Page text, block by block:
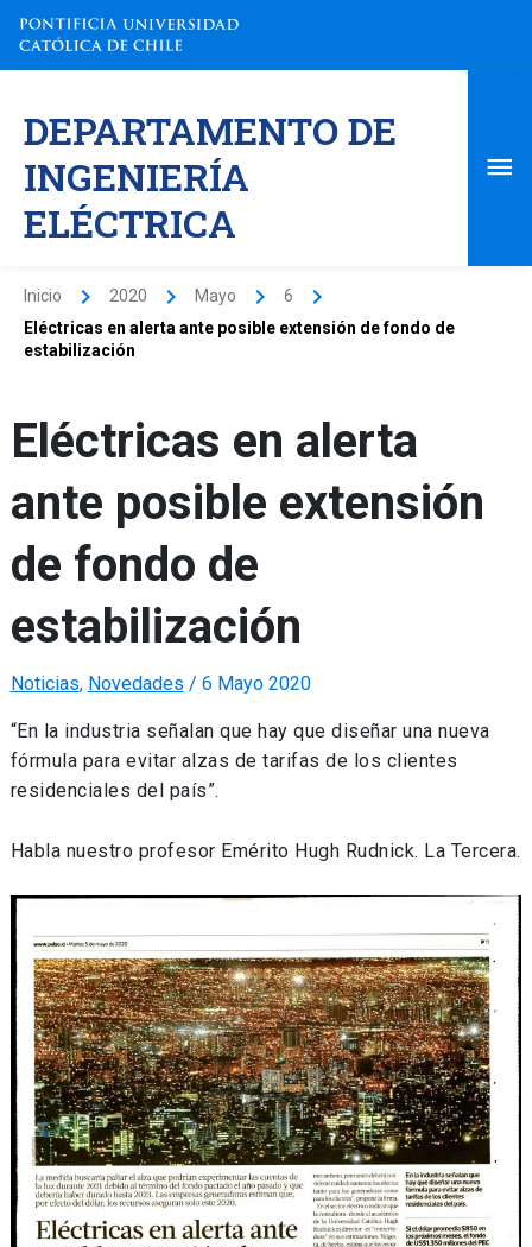
contenido
DEPARTAMENTO DE
INGENIERÍA
ELÉCTRICA
Inicio 2020 Mayo
6
Eléctricas en alerta ante posible extensión de fondo de
estabilización
Eléctricas en alerta
ante posible extensión
de fondo de
estabilización
Noticias, Novedades / 6 Mayo 2020
“En la industria señalan que hay que diseñar una nueva
fórmula para evitar alzas de tarifas de los clientes
residenciales del país”.
Habla nuestro profesor Emérito Hugh Rudnick. La Tercera.